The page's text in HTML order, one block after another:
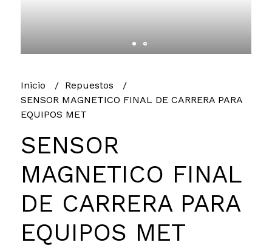
Inicio
Repuestos
SENSOR MAGNETICO FINAL DE CARRERA PARA
EQUIPOS MET
SENSOR
MAGNETICO FINAL
DE CARRERA PARA
EQUIPOS MET